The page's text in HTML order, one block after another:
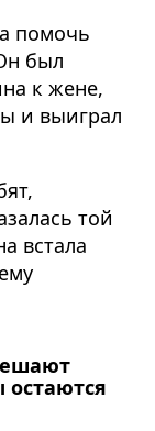
помочь
был
к жене,
и выиграл
той
встала
остаются